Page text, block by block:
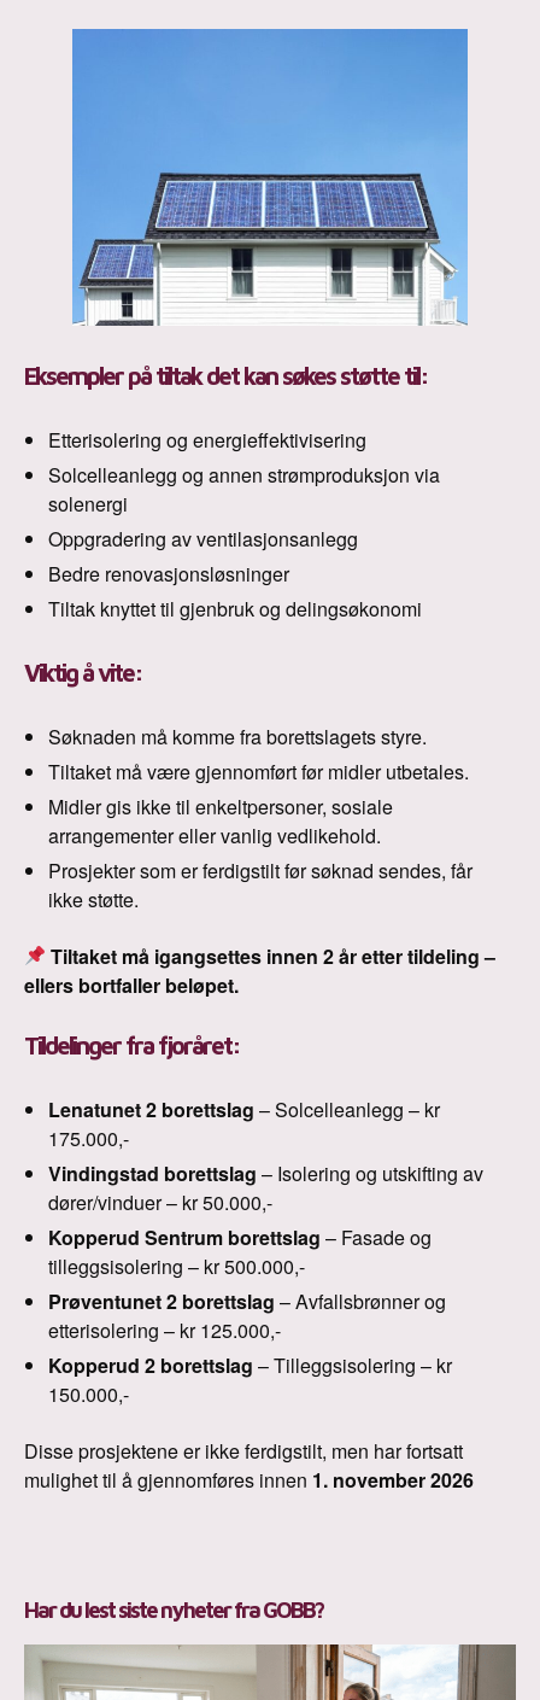
Eksempler på tiltak det kan søkes støtte til:
Etterisolering og energieffektivisering
Solcelleanlegg og annen strømproduksjon via
solenergi
Oppgradering av ventilasjonsanlegg
Bedre renovasjonsløsninger
Tiltak knyttet til gjenbruk og delingsøkonomi
Viktig å vite:
Søknaden må komme fra borettslagets styre.
Tiltaket må være gjennomført før midler utbetales.
Midler gis ikke til enkeltpersoner, sosiale
arrangementer eller vanlig vedlikehold.
Prosjekter som er ferdigstilt før søknad sendes, får
ikke støtte.
Tiltaket må igangsettes innen 2 år etter tildeling –
ellers bortfaller beløpet.
Tildelinger fra fjoråret:
Lenatunet 2 borettslag – Solcelleanlegg – kr
175.000,-
Vindingstad borettslag – Isolering og utskifting av
dører/vinduer – kr 50.000,-
Kopperud Sentrum borettslag – Fasade og
tilleggsisolering – kr 500.000,-
Prøventunet 2 borettslag – Avfallsbrønner og
etterisolering – kr 125.000,-
Kopperud 2 borettslag – Tilleggsisolering – kr
150.000,-
Disse prosjektene er ikke ferdigstilt, men har fortsatt
mulighet til å gjennomføres innen 1. november 2026
Har du lest siste nyheter fra GOBB?